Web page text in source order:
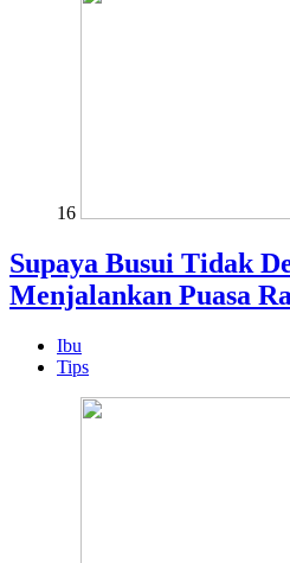
16
Supaya Busui Tidak
Menjalankan Puasa
Ibu
Tips